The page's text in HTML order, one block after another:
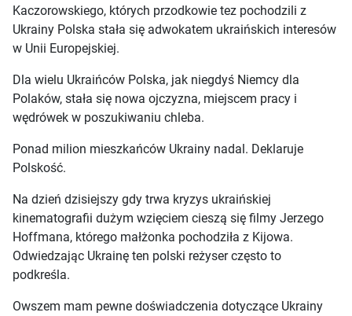
Kaczorowskiego, których przodkowie tez pochodzili z
Ukrainy Polska stała się adwokatem ukraińskich interesów
w Unii Europejskiej.
Dla wielu Ukraińców Polska, jak niegdyś Niemcy dla
Polaków, stała się nowa ojczyzna, miejscem pracy i
wędrówek w poszukiwaniu chleba.
Ponad milion mieszkańców Ukrainy nadal. Deklaruje
Polskość.
Na dzień dzisiejszy gdy trwa kryzys ukraińskiej
kinematografii dużym wzięciem cieszą się filmy Jerzego
Hoffmana, którego małżonka pochodziła z Kijowa.
Odwiedzając Ukrainę ten polski reżyser często to
podkreśla.
Owszem mam pewne doświadczenia dotyczące Ukrainy